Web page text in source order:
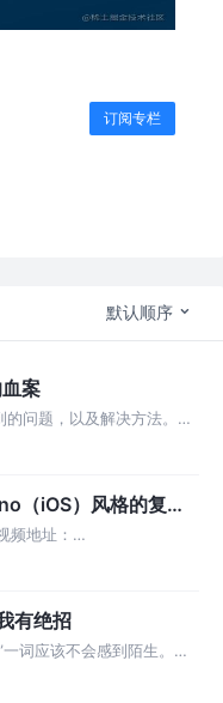
订阅专栏
默认顺序
案
问题，以及解决方法。废
单视图都有见过吧？下面
定，因此不能将其在代码
（iOS）风格的复选
地址：
）后，我们继续来
框…
有绝招
词应该不会感到陌生。像
，它们可以做网页端，也